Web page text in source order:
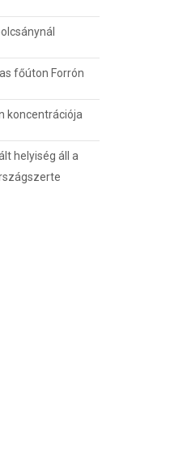
főúton Forrón
koncentrációja
helyiség áll a